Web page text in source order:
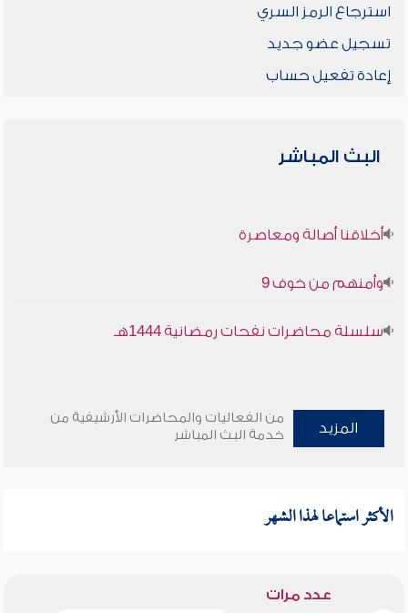
استرجاع الرمز السري
تسجيل عضو جديد
إعادة تفعيل حساب
البث المباشر
أخلاقنا أصالة ومعاصرة
وأمنهم من خوف 9
سلسلة محاضرات نفحات رمضانية 1444هـ
المزيد
من الفعاليات والمحاضرات الأرشيفية من
خدمة البث المباشر
الأكثر استماعا لهذا الشهر
عدد مرات